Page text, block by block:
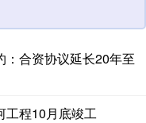
：合资协议延长20年至
工程10月底竣工